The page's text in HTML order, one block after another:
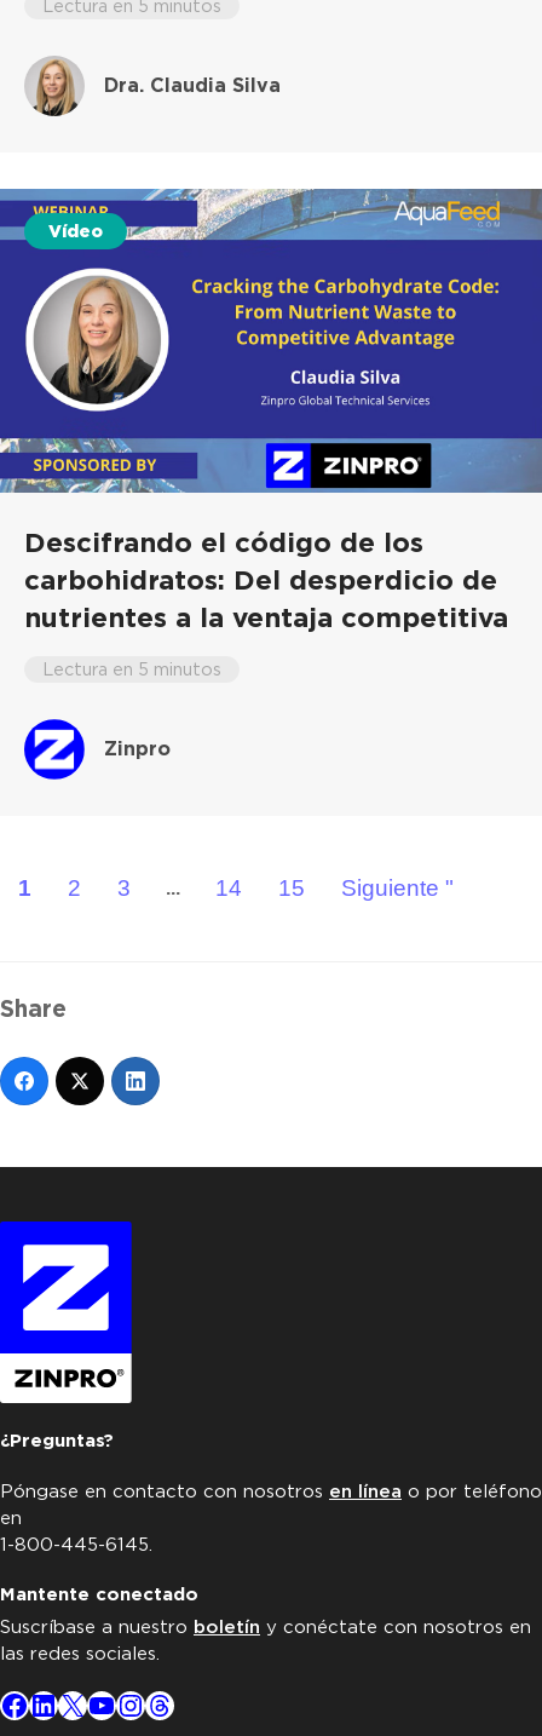
Lectura en 5 minutos
Dra. Claudia Silva
Vídeo
Descifrando el código de los
carbohidratos: Del desperdicio de
nutrientes a la ventaja competitiva
Lectura en 5 minutos
Zinpro
1 2 3 ... 14 15 Siguiente "
Share
¿Preguntas?
Póngase en contacto con nosotros en línea o por teléfono
en
1-800-445-6145.
Mantente conectado
Suscríbase a nuestro boletín y conéctate con nosotros en
las redes sociales.
Facebook
LinkedIn
X YouTube
Instagram
Threads